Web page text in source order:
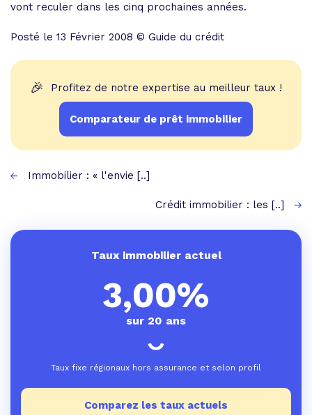
vont reculer dans les cinq prochaines années.
Posté le 13 Février 2008 © Guide du crédit
🎉 Profitez de notre expertise au meilleur taux !
Comparateur de prêt immobilier
Immobilier : « l'envie [..]
Crédit immobilier : les [..]
Taux immobilier actuel
3,00%
sur 20 ans
Taux fixe régionaux hors assurance et selon profil
Comparez les taux actuels